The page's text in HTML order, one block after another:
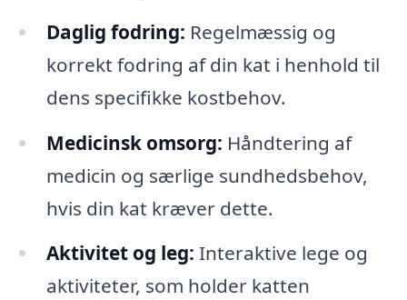
Daglig fodring: Regelmæssig og
korrekt fodring af din kat i henhold til
dens specifikke kostbehov.
Medicinsk omsorg: Håndtering af
medicin og særlige sundhedsbehov,
hvis din kat kræver dette.
Aktivitet og leg: Interaktive lege og
aktiviteter, som holder katten